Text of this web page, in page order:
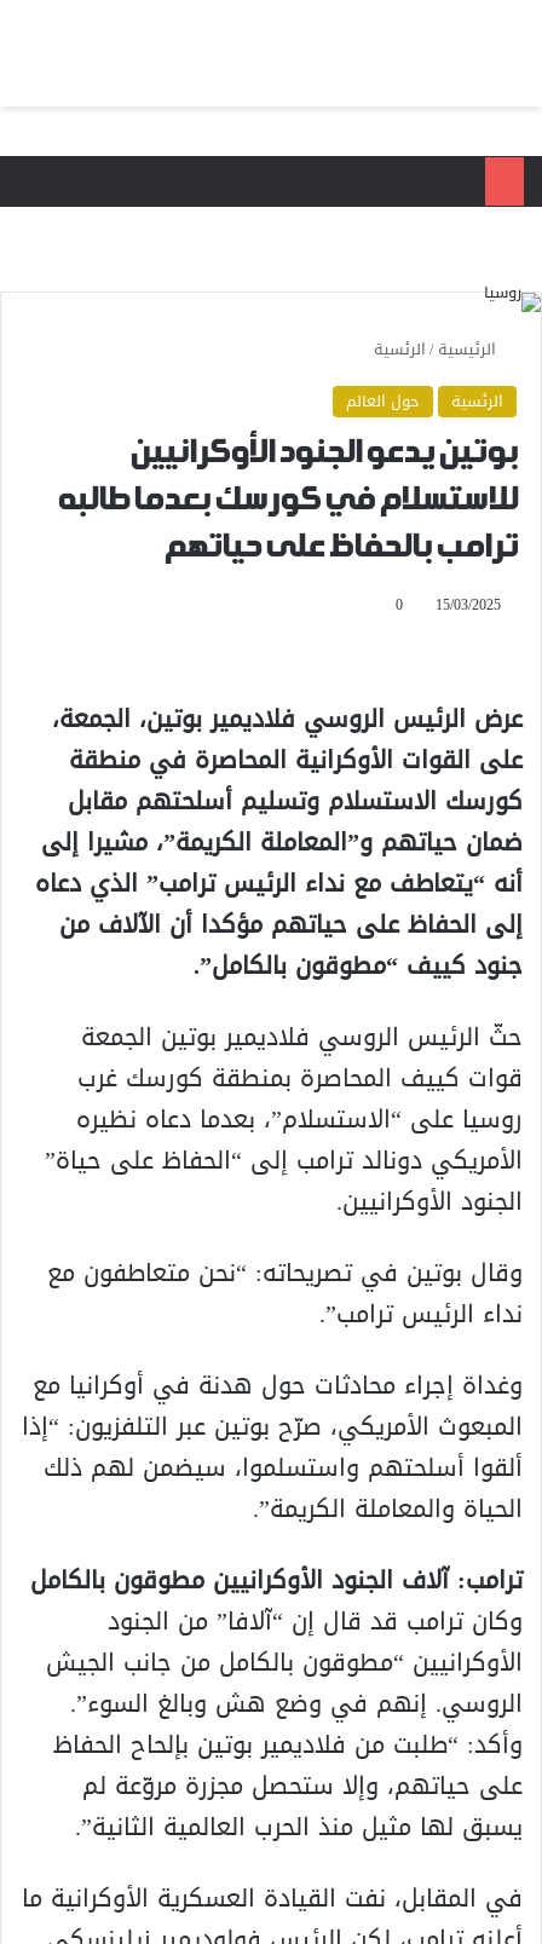
الرئيسية/الرئسية
الرئسية
حول العالم
بوتين يدعو الجنود الأوكرانيين
للاستسلام في كورسك بعدما طالبه
ترامب بالحفاظ على حياتهم
15/03/2025
0
عرض الرئيس الروسي فلاديمير بوتين، الجمعة،
على القوات الأوكرانية المحاصرة في منطقة
كورسك الاستسلام وتسليم أسلحتهم مقابل
ضمان حياتهم و”المعاملة الكريمة”، مشيرا إلى
أنه “يتعاطف مع نداء الرئيس ترامب” الذي دعاه
إلى الحفاظ على حياتهم مؤكدا أن الآلاف من
جنود كييف “مطوقون بالكامل”.
حثّ الرئيس الروسي فلاديمير بوتين الجمعة
قوات كييف المحاصرة بمنطقة كورسك غرب
روسيا على “الاستسلام”، بعدما دعاه نظيره
الأمريكي دونالد ترامب إلى “الحفاظ على حياة”
الجنود الأوكرانيين.
وقال بوتين في تصريحاته: “نحن متعاطفون مع
نداء الرئيس ترامب”.
وغداة إجراء محادثات حول هدنة في أوكرانيا مع
المبعوث الأمريكي، صرّح بوتين عبر التلفزيون: “إذا
ألقوا أسلحتهم واستسلموا، سيضمن لهم ذلك
الحياة والمعاملة الكريمة”.
ترامب: آلاف الجنود الأوكرانيين مطوقون بالكامل
وكان ترامب قد قال إن “آلافا” من الجنود
الأوكرانيين “مطوقون بالكامل من جانب الجيش
الروسي. إنهم في وضع هش وبالغ السوء”.
وأكد: “طلبت من فلاديمير بوتين بإلحاح الحفاظ
على حياتهم، وإلا ستحصل مجزرة مروّعة لم
يسبق لها مثيل منذ الحرب العالمية الثانية”.
في المقابل، نفت القيادة العسكرية الأوكرانية ما